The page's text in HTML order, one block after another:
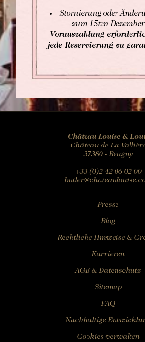
Stornierung oder
zum 15ten Dezember
Vorauszahlung
jede Reservierung zu
Château Louise &
Château de La Vallière
37380 - Reugny
+33 (0)2 42 06 02 00
Presse
Blog
Rechtliche Hinweise &
Karrieren
AGB & Datenschutz
Sitemap
FAQ
Nachhaltige
Cookies verwalten